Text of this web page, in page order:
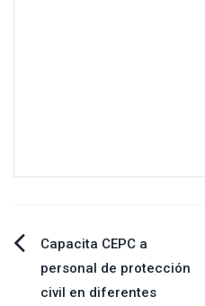
Navegación
de
Capacita CEPC a
personal de protección
civil en diferentes